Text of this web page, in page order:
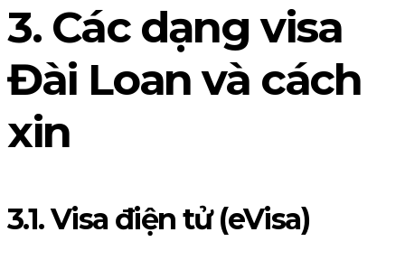
3. Các dạng visa
Đài Loan và cách
xin
3.1. Visa điện tử (eVisa)